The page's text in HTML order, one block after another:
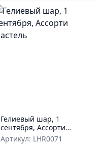
Гелиевый шар, 1
сентября, Ассорти
Пастель
Артикул: LHR0071